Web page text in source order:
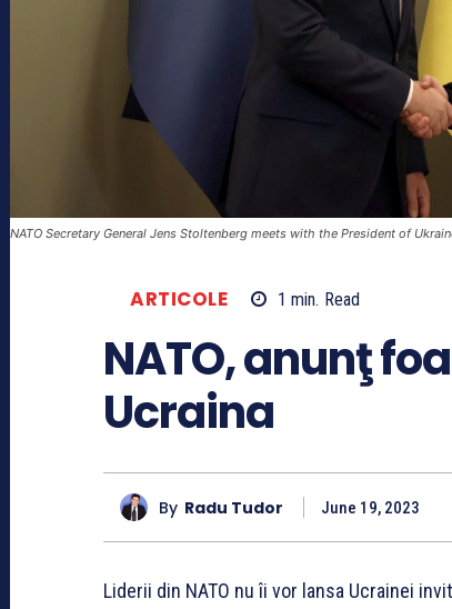
NATO Secretary General Jens Stoltenberg meets with the President of
ARTICOLE 1 min. Read
NATO, anunţ
Ucraina
By Radu Tudor June 19, 2023
Liderii din NATO nu îi vor lansa Ucrainei